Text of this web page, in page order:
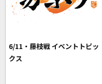
6/11・藤枝戦 イベントトピッ
クス